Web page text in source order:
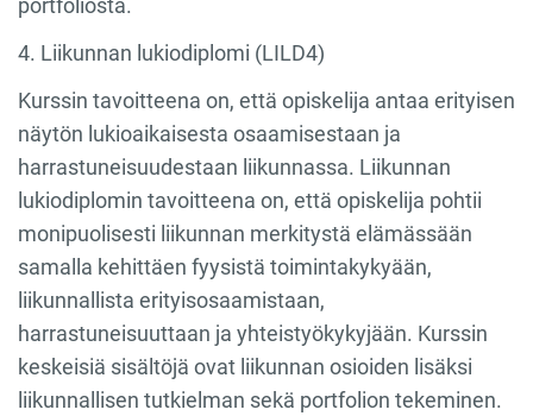
portfoliosta.
4. Liikunnan lukiodiplomi (LILD4)
Kurssin tavoitteena on, että opiskelija antaa erityisen
näytön lukioaikaisesta osaamisestaan ja
harrastuneisuudestaan liikunnassa. Liikunnan
lukiodiplomin tavoitteena on, että opiskelija pohtii
monipuolisesti liikunnan merkitystä elämässään
samalla kehittäen fyysistä toimintakykyään,
liikunnallista erityisosaamistaan,
harrastuneisuuttaan ja yhteistyökykyjään. Kurssin
keskeisiä sisältöjä ovat liikunnan osioiden lisäksi
liikunnallisen tutkielman sekä portfolion tekeminen.